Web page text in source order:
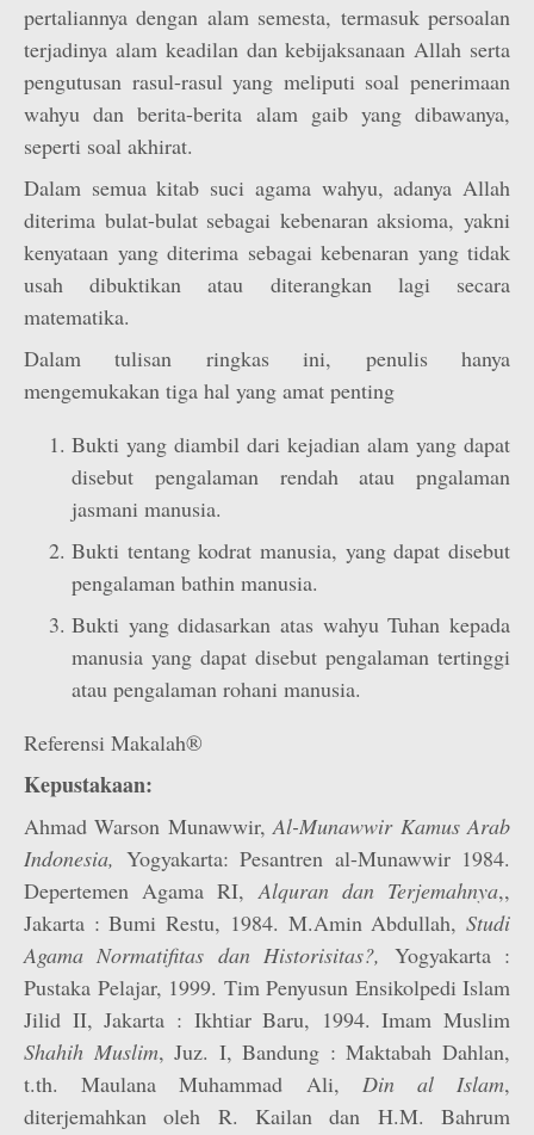
pertaliannya dengan alam semesta, termasuk persoalan
terjadinya alam keadilan dan kebijaksanaan Allah serta
pengutusan rasul-rasul yang meliputi soal penerimaan
wahyu dan berita-berita alam gaib yang dibawanya,
seperti soal akhirat.
Dalam semua kitab suci agama wahyu, adanya Allah
diterima bulat-bulat sebagai kebenaran aksioma, yakni
kenyataan yang diterima sebagai kebenaran yang tidak
usah dibuktikan atau diterangkan lagi secara
matematika.
Dalam tulisan ringkas ini, penulis hanya
mengemukakan tiga hal yang amat penting
Bukti yang diambil dari kejadian alam yang dapat
disebut pengalaman rendah atau pngalaman
jasmani manusia.
Bukti tentang kodrat manusia, yang dapat disebut
pengalaman bathin manusia.
Bukti yang didasarkan atas wahyu Tuhan kepada
manusia yang dapat disebut pengalaman tertinggi
atau pengalaman rohani manusia.
Referensi Makalah®
Kepustakaan:
Ahmad Warson Munawwir,Al-Munawwir Kamus Arab
Indonesia, Yogyakarta: Pesantren al-Munawwir 1984.
Depertemen Agama RI,Alquran dan Terjemahnya,,
Jakarta : Bumi Restu, 1984. M.Amin Abdullah, Studi
Agama Normatifitas dan Historisitas?, Yogyakarta :
Pustaka Pelajar, 1999. Tim Penyusun Ensikolpedi Islam
Jilid II, Jakarta : Ikhtiar Baru, 1994. Imam Muslim
Shahih Muslim, Juz. I, Bandung : Maktabah Dahlan,
t.th. Maulana Muhammad Ali, Din al Islam,
diterjemahkan oleh R. Kailan dan H.M. Bahrum